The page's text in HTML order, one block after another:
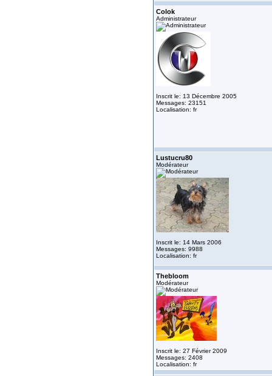
Colok
Administrateur
Inscrit le: 13 Décembre 2005
Messages: 23151
Localisation: fr
Lustucru80
Modérateur
Inscrit le: 14 Mars 2006
Messages: 9988
Localisation: fr
Thebloom
Modérateur
Inscrit le: 27 Février 2009
Messages: 2408
Localisation: fr